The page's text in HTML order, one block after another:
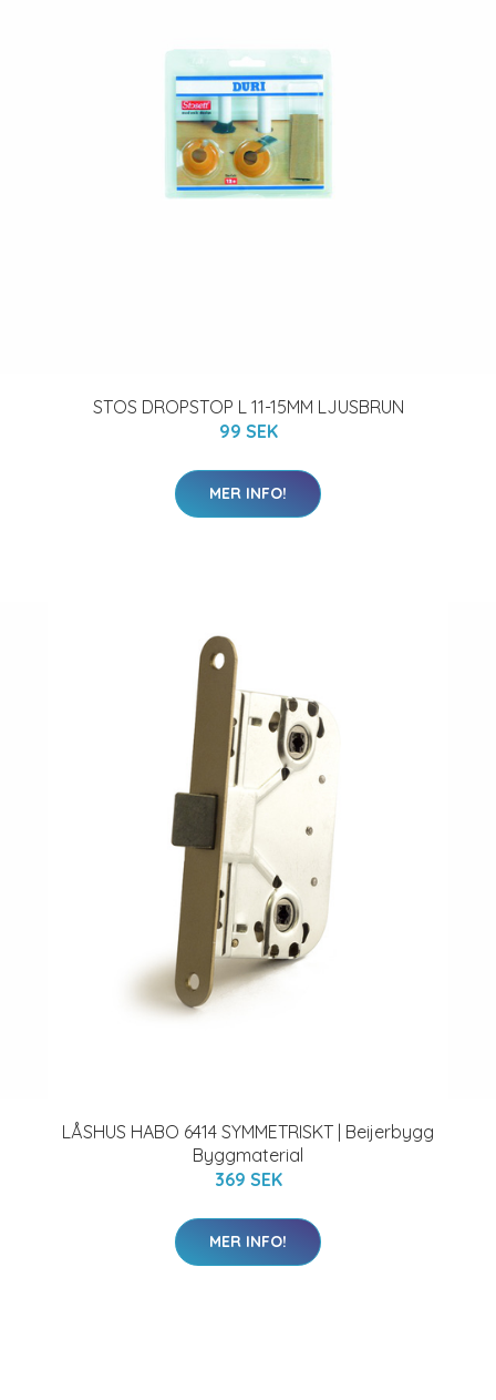
STOS DROPSTOP L 11-15MM LJUSBRUN
99 SEK
MER INFO!
LÅSHUS HABO 6414 SYMMETRISKT | Beijerbygg
Byggmaterial
369 SEK
MER INFO!